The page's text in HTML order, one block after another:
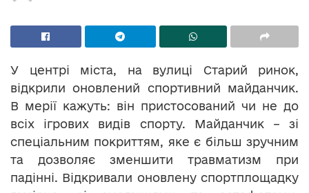
У центрі міста, на вулиці Старий ринок,
відкрили оновлений спортивний майданчик.
В мерії кажуть: він пристосований чи не до
всіх ігрових видів спорту. Майданчик – зі
спеціальним покриттям, яке є більш зручним
та дозволяє зменшити травматизм при
падінні. Відкривали оновлену спортплощадку